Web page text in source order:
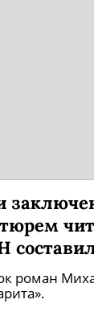
тюрем
роман